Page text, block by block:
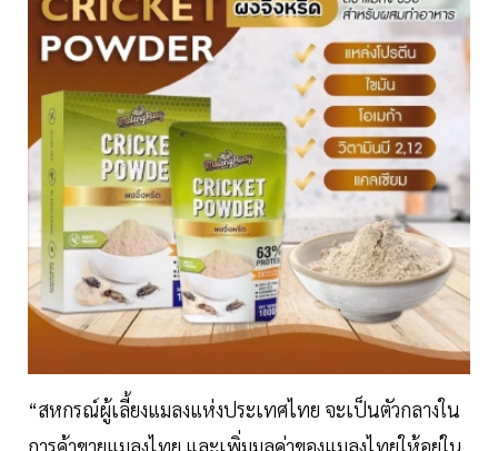
“สหกรณ์ผู้เลี้ยงแมลงแห่งประเทศไทย จะเป็นตัวกลางใน